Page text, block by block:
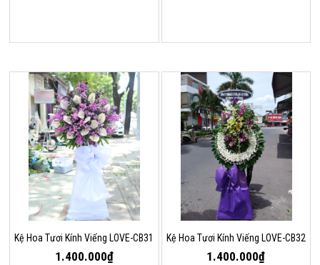
Kệ Hoa Tươi Kính Viếng LOVE-CB31
1.400.000₫
Kệ Hoa Tươi Kính Viếng LOVE-CB32
1.400.000₫